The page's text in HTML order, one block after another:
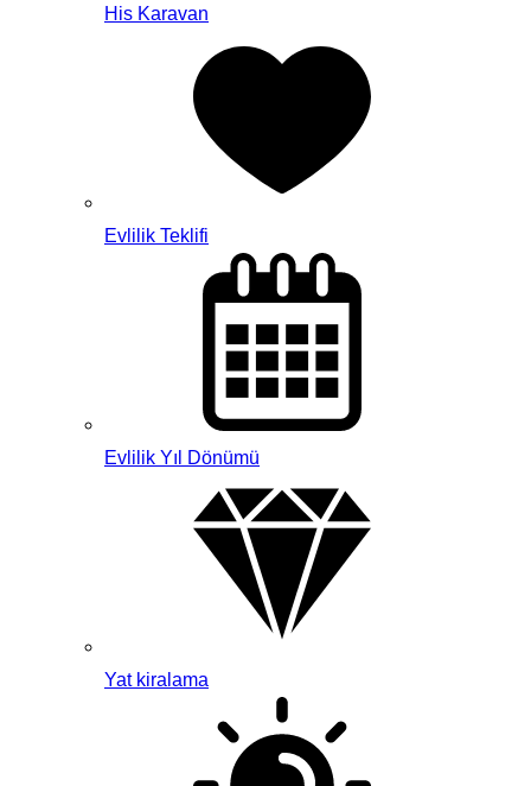
His Karavan
Evlilik Teklifi
Evlilik Yıl Dönümü
Yat kiralama